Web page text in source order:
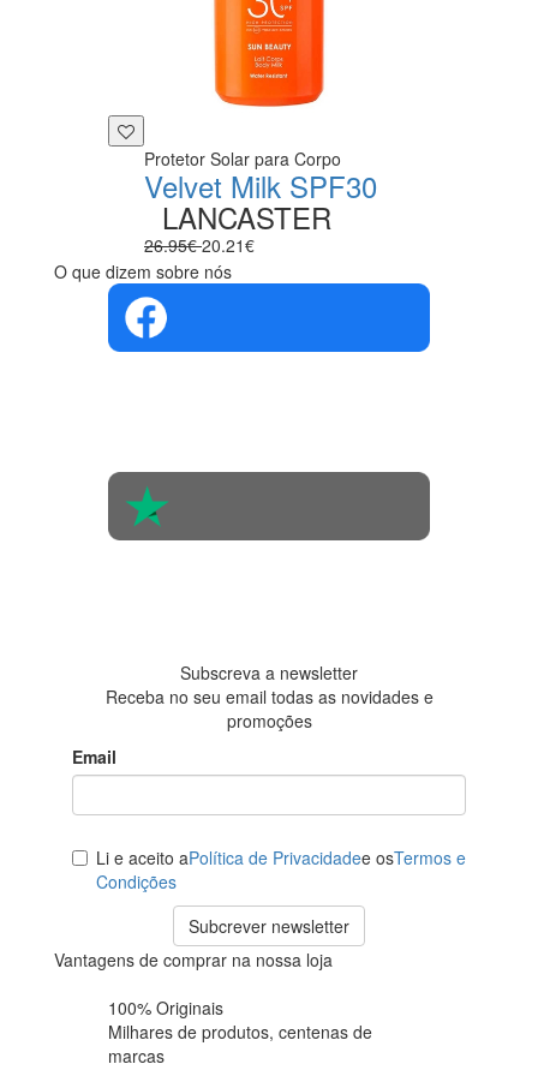
Protetor Solar para Corpo
Velvet Milk SPF30
LANCASTER
26.95€20.21€
O que dizem sobre nós
Subscreva a newsletter
Receba no seu email todas as novidades e
promoções
Email
Li e aceito aPolítica de Privacidadee osTermos e
Condições
Subcrever newsletter
Vantagens de comprar na nossa loja
100% Originais
Milhares de produtos, centenas de
marcas